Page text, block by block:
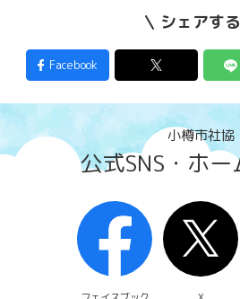
シェアする
Facebook
小樽市社協
公式SNS・ホ